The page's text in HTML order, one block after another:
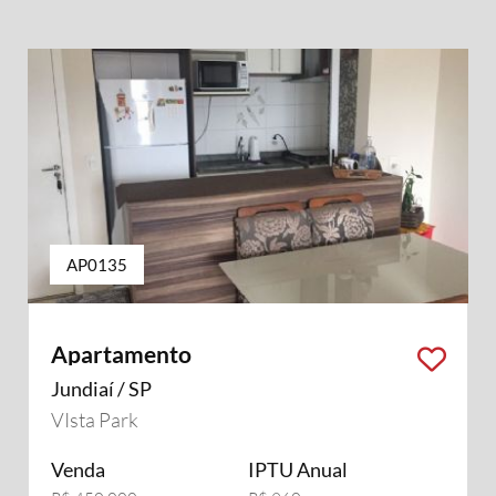
AP0135
Apartamento
Jundiaí / SP
VIsta Park
Venda IPTU Anual